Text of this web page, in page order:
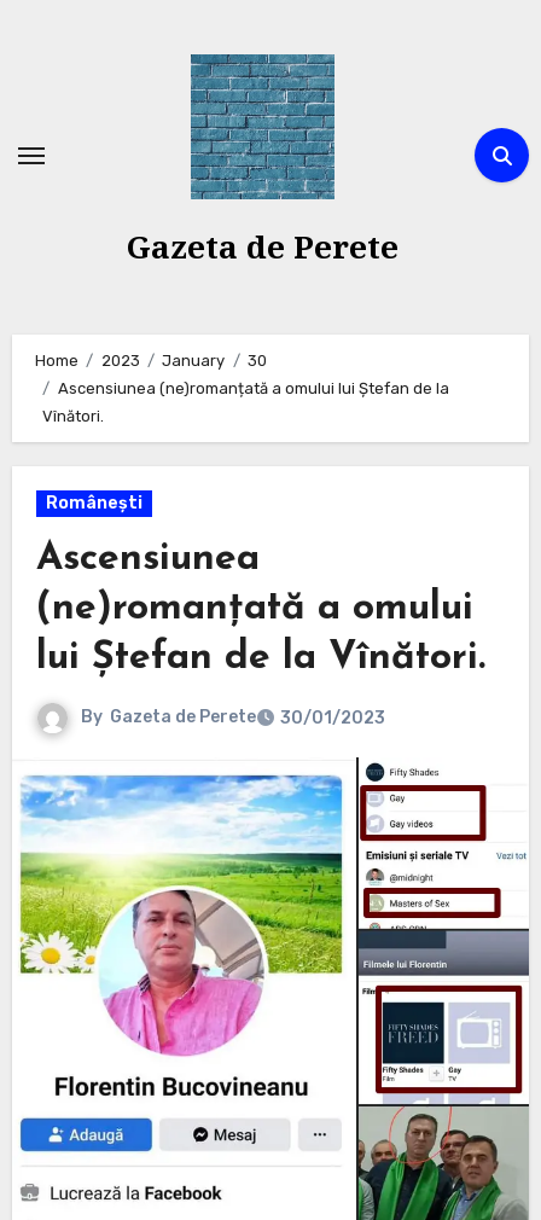
Gazeta de Perete
Home 2023 January
30
Ascensiunea (ne)romanțată a omului lui Ștefan de la
Vînători.
Românești
Ascensiunea
(ne)romanțată a omului
lui Ștefan de la Vînători.
By Gazeta de Perete 30/01/2023